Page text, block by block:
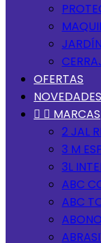
OFERTAS
NOVEDADES
  MARCAS
2 JAL
3 M
3L
ABC
ABC